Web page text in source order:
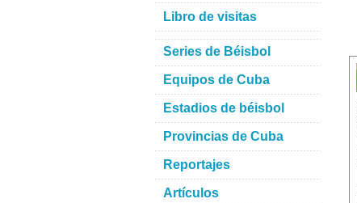
Libro de visitas
Series de Béisbol
Equipos de Cuba
Estadios de béisbol
Provincias de Cuba
Reportajes
Artículos